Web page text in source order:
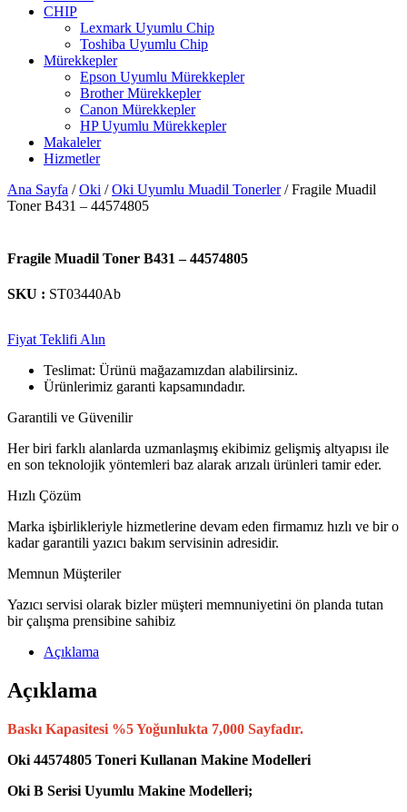
CHIP
Lexmark Uyumlu Chip
Toshiba Uyumlu Chip
Mürekkepler
Epson Uyumlu Mürekkepler
Brother Mürekkepler
Canon Mürekkepler
HP Uyumlu Mürekkepler
Makaleler
Hizmetler
Ana Sayfa /Oki /Oki Uyumlu Muadil Tonerler/ Fragile Muadil
Toner B431 – 44574805
Fragile Muadil Toner B431 – 44574805
SKU : ST03440Ab
Fiyat Teklifi Alın
Teslimat: Ürünü mağazamızdan alabilirsiniz.
Ürünlerimiz garanti kapsamındadır.
Garantili ve Güvenilir
Her biri farklı alanlarda uzmanlaşmış ekibimiz gelişmiş altyapısı ile
en son teknolojik yöntemleri baz alarak arızalı ürünleri tamir eder.
Hızlı Çözüm
Marka işbirlikleriyle hizmetlerine devam eden firmamız hızlı ve bir o
kadar garantili yazıcı bakım servisinin adresidir.
Memnun Müşteriler
Yazıcı servisi olarak bizler müşteri memnuniyetini ön planda tutan
bir çalışma prensibine sahibiz
Açıklama
Açıklama
Baskı Kapasitesi %5 Yoğunlukta 7,000 Sayfadır.
Oki 44574805 Toneri Kullanan Makine Modelleri
Oki B Serisi Uyumlu Makine Modelleri;